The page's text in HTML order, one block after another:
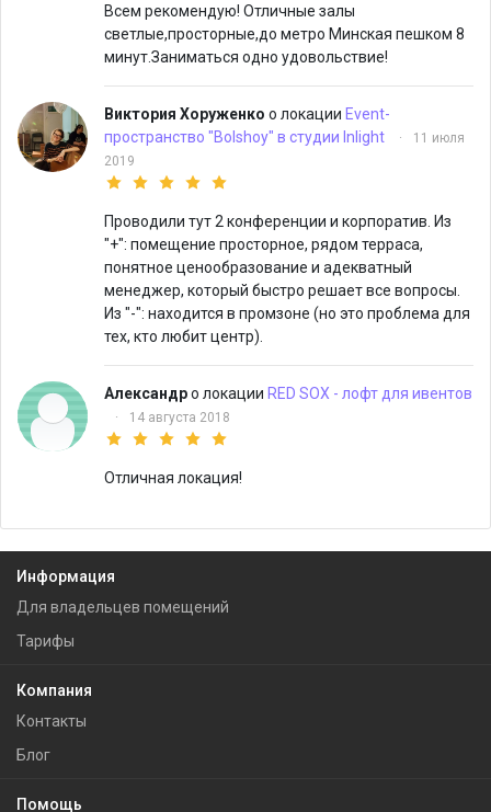
Всем рекомендую! Отличные залы
светлые,просторные,до метро Минская пешком 8
минут.Заниматься одно удовольствие!
Виктория Хоруженко о локации Event-
пространство "Bolshoy" в студии Inlight
·
11 июля
2019
Проводили тут 2 конференции и корпоратив. Из
"+": помещение просторное, рядом терраса,
понятное ценообразование и адекватный
менеджер, который быстро решает все вопросы.
Из "-": находится в промзоне (но это проблема для
тех, кто любит центр).
Алекcандро локации RED SOX - лофт для ивентов
· 14 августа 2018
Отличная локация!
Информация
Для владельцев помещений
Тарифы
Компания
Контакты
Блог
Помощь